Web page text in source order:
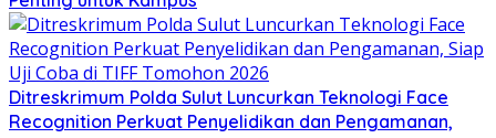
Ditreskrimum Polda Sulut Luncurkan Teknologi Face
Recognition Perkuat Penyelidikan dan Pengamanan,